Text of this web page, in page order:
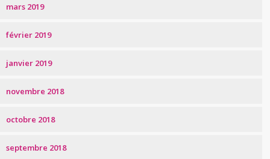
mars 2019
février 2019
janvier 2019
novembre 2018
octobre 2018
septembre 2018